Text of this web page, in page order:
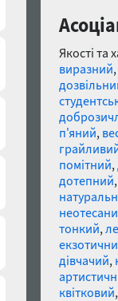
Якості та
виразний,
п'яний,
помітний,
дотепний
тонкий,
дівчачий,
квітковий